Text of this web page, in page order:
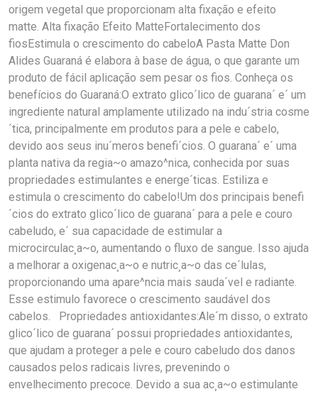
origem vegetal que proporcionam alta fixação e efeito
matte. Alta fixação Efeito MatteFortalecimento dos
fiosEstimula o crescimento do cabeloA Pasta Matte Don
Alides Guaraná é elabora à base de água, o que garante um
produto de fácil aplicação sem pesar os fios. Conheça os
benefícios do Guaraná:O extrato glico´lico de guarana´ e´ um
ingrediente natural amplamente utilizado na indu´stria cosme
´tica, principalmente em produtos para a pele e cabelo,
devido aos seus inu´meros benefi´cios. O guarana´ e´ uma
planta nativa da regia~o amazo^nica, conhecida por suas
propriedades estimulantes e energe´ticas. Estiliza e
estimula o crescimento do cabelo!Um dos principais benefi
´cios do extrato glico´lico de guarana´ para a pele e couro
cabeludo, e´ sua capacidade de estimular a
microcirculac¸a~o, aumentando o fluxo de sangue. Isso ajuda
a melhorar a oxigenac¸a~o e nutric¸a~o das ce´lulas,
proporcionando uma apare^ncia mais sauda´vel e radiante.
Esse estimulo favorece o crescimento saudável dos
cabelos. Propriedades antioxidantes:Ale´m disso, o extrato
glico´lico de guarana´ possui propriedades antioxidantes,
que ajudam a proteger a pele e couro cabeludo dos danos
causados pelos radicais livres, prevenindo o
envelhecimento precoce. Devido a sua ac¸a~o estimulante